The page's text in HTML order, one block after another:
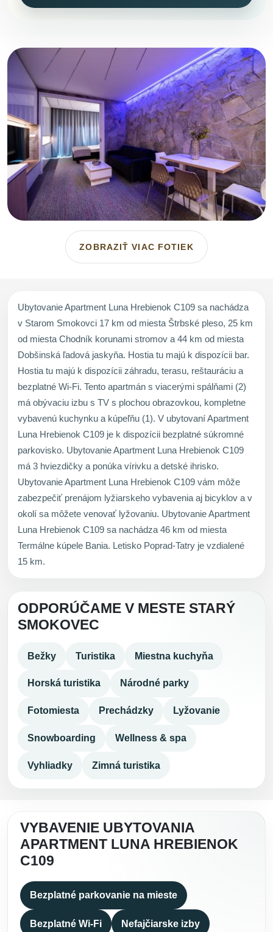
ZOBRAZIŤ VIAC FOTIEK
Ubytovanie Apartment Luna Hrebienok C109 sa nachádza
v Starom Smokovci 17 km od miesta Štrbské pleso, 25 km
od miesta Chodník korunami stromov a 44 km od miesta
Dobšinská ľadová jaskyňa. Hostia tu majú k dispozícii bar.
Hostia tu majú k dispozícii záhradu, terasu, reštauráciu a
bezplatné Wi-Fi. Tento apartmán s viacerými spálňami (2)
má obývaciu izbu s TV s plochou obrazovkou, kompletne
vybavenú kuchynku a kúpeľňu (1). V ubytovaní Apartment
Luna Hrebienok C109 je k dispozícii bezplatné súkromné
parkovisko. Ubytovanie Apartment Luna Hrebienok C109
má 3 hviezdičky a ponúka vírivku a detské ihrisko.
Ubytovanie Apartment Luna Hrebienok C109 vám môže
zabezpečiť prenájom lyžiarskeho vybavenia aj bicyklov a v
okolí sa môžete venovať lyžovaniu. Ubytovanie Apartment
Luna Hrebienok C109 sa nachádza 46 km od miesta
Termálne kúpele Bania. Letisko Poprad-Tatry je vzdialené
15 km.
ODPORÚČAME V MESTE STARÝ
SMOKOVEC
Bežky Turistika Miestna kuchyňa
Horská turistika Národné parky
Fotomiesta Prechádzky Lyžovanie
Snowboarding Wellness & spa
Vyhliadky Zimná turistika
VYBAVENIE UBYTOVANIA
APARTMENT LUNA HREBIENOK
C109
Bezplatné parkovanie na mieste
Bezplatné Wi-Fi Nefajčiarske izby